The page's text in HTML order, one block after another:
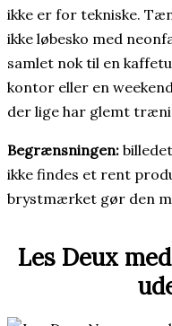
ikke er for tekniske.
ikke løbesko med
samlet nok til en
kontor eller en
der lige har glemt
Begrænsningen:
ikke findes et rent
brystmærket gør den
Les Deux